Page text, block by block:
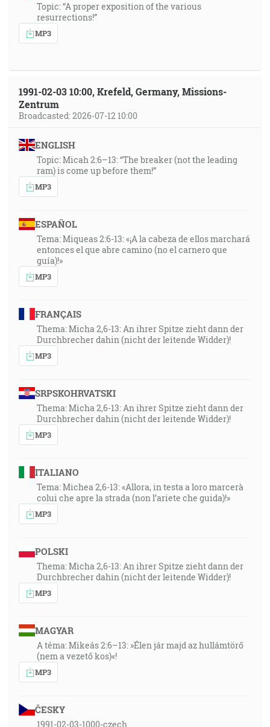
Topic: “A proper exposition of the various
resurrections!”
MP3
1991-02-03 10:00, Krefeld, Germany, Missions-
Zentrum
Broadcasted: 2026-07-12 10:00
ENGLISH
Topic: Micah 2:6–13: “The breaker (not the leading
ram) is come up before them!”
MP3
ESPAÑOL
Tema: Miqueas 2:6-13: «¡A la cabeza de ellos marchará
entonces el que abre camino (no el carnero que
guía)!»
MP3
FRANÇAIS
Thema: Micha 2,6-13: An ihrer Spitze zieht dann der
Durchbrecher dahin (nicht der leitende Widder)!
MP3
SRPSKOHRVATSKI
Thema: Micha 2,6-13: An ihrer Spitze zieht dann der
Durchbrecher dahin (nicht der leitende Widder)!
MP3
ITALIANO
Tema: Michea 2,6-13: «Allora, in testa a loro marcerà
colui che apre la strada (non l’ariete che guida)!»
MP3
POLSKI
Thema: Micha 2,6-13: An ihrer Spitze zieht dann der
Durchbrecher dahin (nicht der leitende Widder)!
MP3
MAGYAR
A téma: Mikeás 2:6–13: »Élen jár majd az hullámtörő
(nem a vezető kos)«!
MP3
ČESKY
1991-02-03-1000-czech